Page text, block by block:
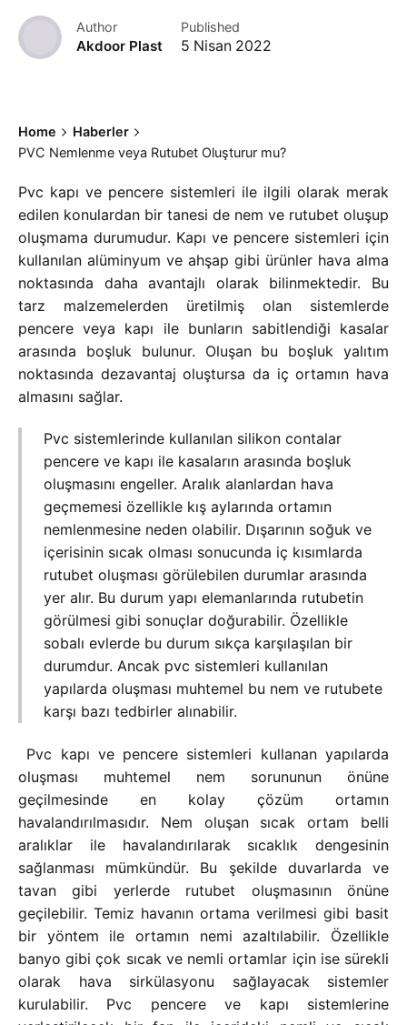
Author
Akdoor Plast
Published
5 Nisan 2022
Home
Haberler
PVC Nemlenme veya Rutubet Oluşturur mu?
Pvc kapı ve pencere sistemleri ile ilgili olarak merak
edilen konulardan bir tanesi de nem ve rutubet oluşup
oluşmama durumudur. Kapı ve pencere sistemleri için
kullanılan alüminyum ve ahşap gibi ürünler hava alma
noktasında daha avantajlı olarak bilinmektedir. Bu
tarz malzemelerden üretilmiş olan sistemlerde
pencere veya kapı ile bunların sabitlendiği kasalar
arasında boşluk bulunur. Oluşan bu boşluk yalıtım
noktasında dezavantaj oluştursa da iç ortamın hava
almasını sağlar.
Pvc sistemlerinde kullanılan silikon contalar
pencere ve kapı ile kasaların arasında boşluk
oluşmasını engeller. Aralık alanlardan hava
geçmemesi özellikle kış aylarında ortamın
nemlenmesine neden olabilir. Dışarının soğuk ve
içerisinin sıcak olması sonucunda iç kısımlarda
rutubet oluşması görülebilen durumlar arasında
yer alır. Bu durum yapı elemanlarında rutubetin
görülmesi gibi sonuçlar doğurabilir. Özellikle
sobalı evlerde bu durum sıkça karşılaşılan bir
durumdur. Ancak pvc sistemleri kullanılan
yapılarda oluşması muhtemel bu nem ve rutubete
karşı bazı tedbirler alınabilir.
Pvc kapı ve pencere sistemleri kullanan yapılarda
oluşması muhtemel nem sorununun önüne
geçilmesinde en kolay çözüm ortamın
havalandırılmasıdır. Nem oluşan sıcak ortam belli
aralıklar ile havalandırılarak sıcaklık dengesinin
sağlanması mümkündür. Bu şekilde duvarlarda ve
tavan gibi yerlerde rutubet oluşmasının önüne
geçilebilir. Temiz havanın ortama verilmesi gibi basit
bir yöntem ile ortamın nemi azaltılabilir. Özellikle
banyo gibi çok sıcak ve nemli ortamlar için ise sürekli
olarak hava sirkülasyonu sağlayacak sistemler
kurulabilir. Pvc pencere ve kapı sistemlerine